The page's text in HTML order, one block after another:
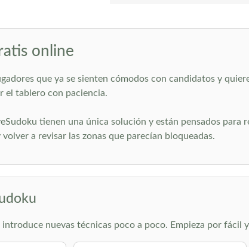
online
que ya se sienten cómodos con candidatos y
el tablero con paciencia.
tienen una única solución y están pensados
a revisar las zonas que parecían bloqueadas.
nuevas técnicas poco a poco. Empieza por